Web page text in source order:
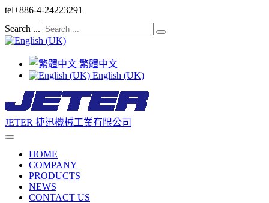
tel+886-4-24223291
Search ...
繁體中文
English (UK)
JETER 捷迅機械工業有限公司
HOME
COMPANY
PRODUCTS
NEWS
CONTACT US